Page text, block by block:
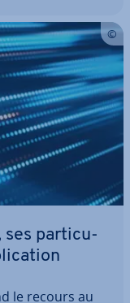
ses par­ti­cu­
le recours au